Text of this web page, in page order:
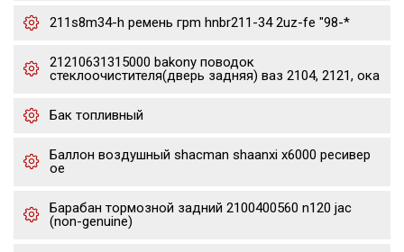
211s8m34-h ремень грm hnbr211-34 2uz-fe "98-*
21210631315000 bakony поводок
стеклоочистителя(дверь задняя) ваз 2104, 2121, ока
Бак топливный
Баллон воздушный shacman shaanxi x6000 ресивер
oe
Барабан тормозной задний 2100400560 n120 jac
(non-genuine)